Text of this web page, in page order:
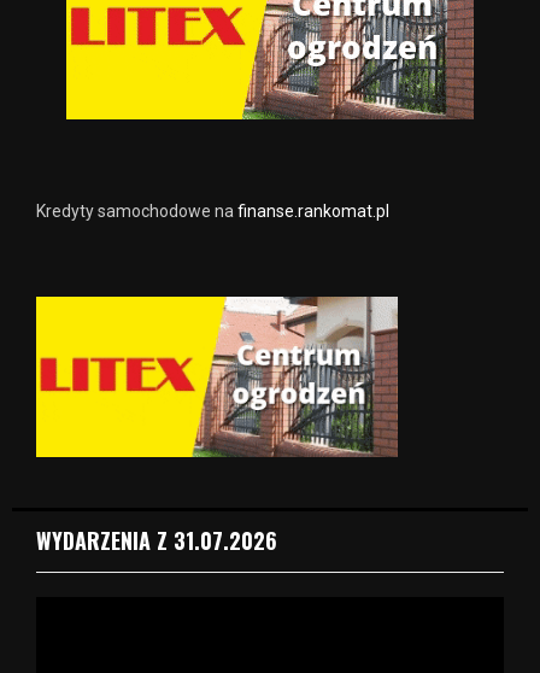
Kredyty samochodowe na finanse.rankomat.pl
WYDARZENIA Z 31.07.2026